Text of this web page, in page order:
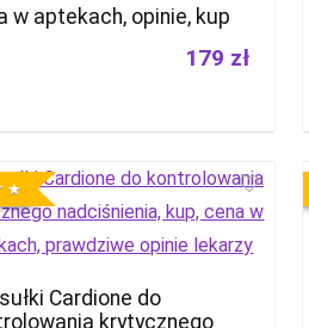
w aptekach, opinie, kup
179 zł
Cardione do
krytycznego